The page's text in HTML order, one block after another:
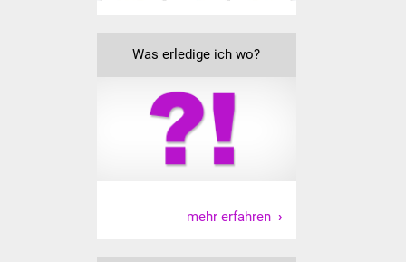
Zehntscheuer
Bürgerhaus
Kulturhalle
Selbsteintrag Vereine
Was erledige ich wo?
mehr erfahren